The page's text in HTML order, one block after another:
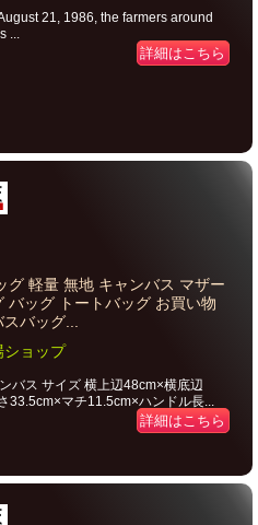
21, 1986, the farmers around
...
詳細はこちら
グ 軽量 無地 キャンバス マザー
バッグ トートバッグ お買い物
バッグ...
ショップ
バス サイズ 横上辺48cm×横底辺
33.5cm×マチ11.5cm×ハンドル長...
詳細はこちら